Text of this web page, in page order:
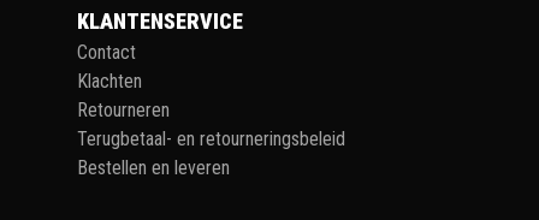
KLANTENSERVICE
Contact
Klachten
Retourneren
Terugbetaal- en retourneringsbeleid
Bestellen en leveren